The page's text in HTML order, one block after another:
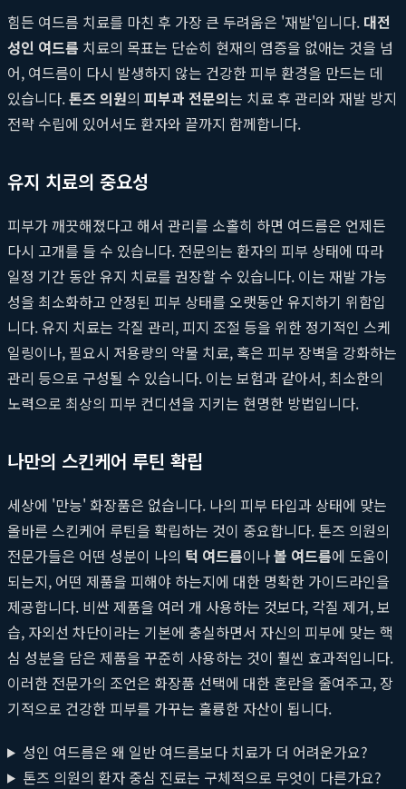
힘든 여드름 치료를 마친 후 가장 큰 두려움은 '재발'입니다. 대전
성인 여드름 치료의 목표는 단순히 현재의 염증을 없애는 것을 넘
어, 여드름이 다시 발생하지 않는 건강한 피부 환경을 만드는 데
있습니다.톤즈 의원의 피부과 전문의는 치료 후 관리와 재발 방지
전략 수립에 있어서도 환자와 끝까지 함께합니다.
유지 치료의 중요성
피부가 깨끗해졌다고 해서 관리를 소홀히 하면 여드름은 언제든
다시 고개를 들 수 있습니다. 전문의는 환자의 피부 상태에 따라
일정 기간 동안 유지 치료를 권장할 수 있습니다. 이는 재발 가능
성을 최소화하고 안정된 피부 상태를 오랫동안 유지하기 위함입
니다. 유지 치료는 각질 관리, 피지 조절 등을 위한 정기적인 스케
일링이나, 필요시 저용량의 약물 치료, 혹은 피부 장벽을 강화하는
관리 등으로 구성될 수 있습니다. 이는 보험과 같아서, 최소한의
노력으로 최상의 피부 컨디션을 지키는 현명한 방법입니다.
나만의 스킨케어 루틴 확립
세상에 '만능' 화장품은 없습니다. 나의 피부 타입과 상태에 맞는
올바른 스킨케어 루틴을 확립하는 것이 중요합니다. 톤즈 의원의
전문가들은 어떤 성분이 나의 턱 여드름이나볼 여드름에 도움이
되는지, 어떤 제품을 피해야 하는지에 대한 명확한 가이드라인을
제공합니다. 비싼 제품을 여러 개 사용하는 것보다, 각질 제거, 보
습, 자외선 차단이라는 기본에 충실하면서 자신의 피부에 맞는 핵
심 성분을 담은 제품을 꾸준히 사용하는 것이 훨씬 효과적입니다.
이러한 전문가의 조언은 화장품 선택에 대한 혼란을 줄여주고, 장
기적으로 건강한 피부를 가꾸는 훌륭한 자산이 됩니다.
성인 여드름은 왜 일반 여드름보다 치료가 더 어려운가요?
톤즈 의원의 환자 중심 진료는 구체적으로 무엇이 다른가요?